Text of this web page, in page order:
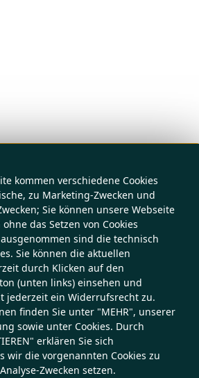
kommen verschiedene Cookies
zu Marketing-Zwecken und
Sie können unsere Webseite
das Setzen von Cookies
sind die technisch
Sie können die aktuellen
durch Klicken auf den
(unten links) einsehen und
jederzeit ein Widerrufsrecht zu.
finden Sie unter "MEHR", unserer
sowie unter Cookies. Durch
erklären Sie sich
wir die vorgenannten Cookies zu
Zwecken setzen.